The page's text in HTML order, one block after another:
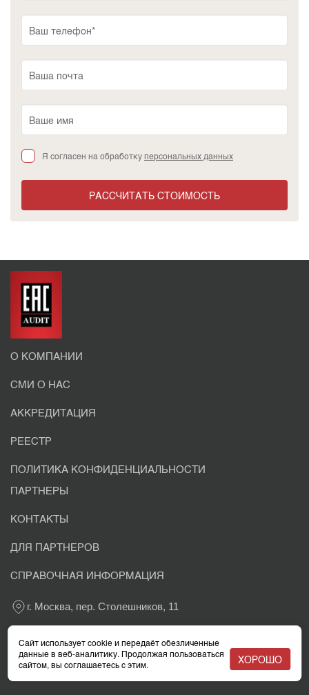
Я согласен на обработкуперсональных данных
РАССЧИТАТЬ СТОИМОСТЬ
О КОМПАНИИ
СМИ О НАС
АККРЕДИТАЦИЯ
РЕЕСТР
ПОЛИТИКА КОНФИДЕНЦИАЛЬНОСТИ
ПАРТНЕРЫ
КОНТАКТЫ
ДЛЯ ПАРТНЕРОВ
СПРАВОЧНАЯ ИНФОРМАЦИЯ
г. Москва, пер. Столешников, 11
info@eacaudit.ru
Сайт использует cookie и передаёт обезличенные
данные в веб-аналитику. Продолжая пользоваться
сайтом, вы соглашаетесь с этим.
ХОРОШО